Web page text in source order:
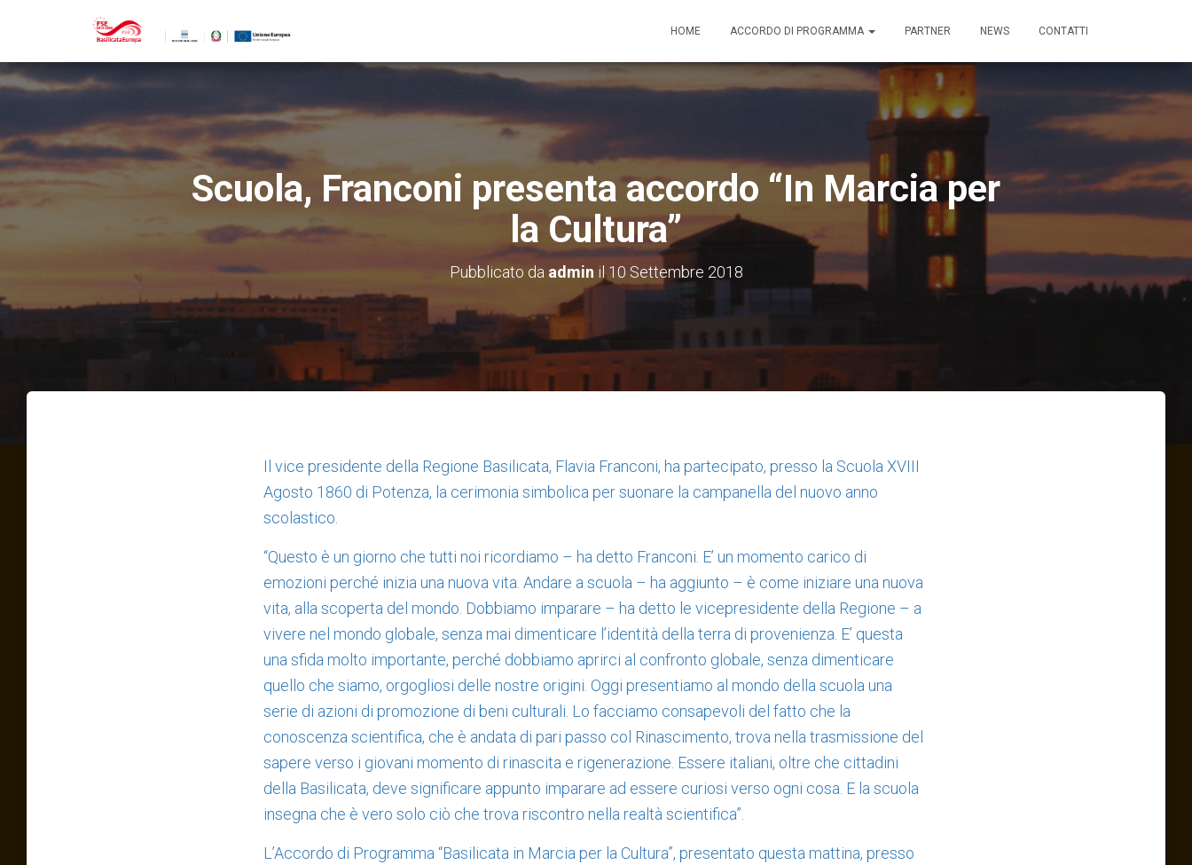
HOME ACCORDO DI PROGRAMMA PARTNER NEWS CONTATTI
Scuola, Franconi presenta accordo “In Marcia per
la Cultura”
Pubblicato da admin il10 Settembre 2018
Il vice presidente della Regione Basilicata, Flavia Franconi, ha partecipato, presso la Scuola XVIII
Agosto 1860 di Potenza, la cerimonia simbolica per suonare la campanella del nuovo anno
scolastico.
“Questo è un giorno che tutti noi ricordiamo – ha detto Franconi. E’ un momento carico di
emozioni perché inizia una nuova vita. Andare a scuola – ha aggiunto – è come iniziare una nuova
vita, alla scoperta del mondo. Dobbiamo imparare – ha detto le vicepresidente della Regione – a
vivere nel mondo globale, senza mai dimenticare l’identità della terra di provenienza. E’ questa
una sfida molto importante, perché dobbiamo aprirci al confronto globale, senza dimenticare
quello che siamo, orgogliosi delle nostre origini. Oggi presentiamo al mondo della scuola una
serie di azioni di promozione di beni culturali. Lo facciamo consapevoli del fatto che la
conoscenza scientifica, che è andata di pari passo col Rinascimento, trova nella trasmissione del
sapere verso i giovani momento di rinascita e rigenerazione. Essere italiani, oltre che cittadini
della Basilicata, deve significare appunto imparare ad essere curiosi verso ogni cosa. E la scuola
insegna che è vero solo ciò che trova riscontro nella realtà scientifica”.
L’Accordo di Programma “Basilicata in Marcia per la Cultura”, presentato questa mattina, presso